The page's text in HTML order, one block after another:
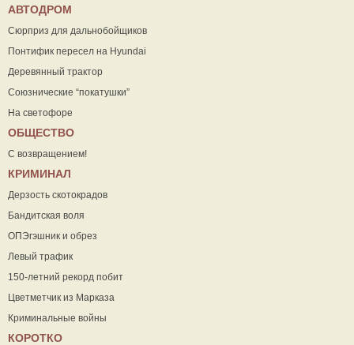
АВТОДРОМ
Сюрприз для дальнобойщиков
Понтифик пересел на Hyundai
Деревянный трактор
Союзнические “покатушки”
На светофоре
ОБЩЕСТВО
С возвращением!
КРИМИНАЛ
Дерзость скотокрадов
Бандитская воля
ОПЭгэшник и обрез
Левый трафик
150-летний рекорд побит
Цветметчик из Марказа
Криминальные войны
КОРОТКО